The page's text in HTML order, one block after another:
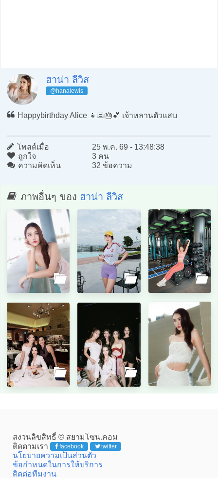
ฮาน่า ลีวิส
@hanalewis
Happybirthday Alice 👧🏻🎂💕 เจ้าหลานตัวแสบ
โพสต์เมื่อ
25 พ.ค. 69 - 13:48:38
ถูกใจ
3 คน
ความคิดเห็น
32 ข้อความ
ภาพอื่นๆ ของ ฮาน่า ลีวิส
สงวนลิขสิทธิ์ © สยามโซน.คอม
ติดตามเรา
facebook twitter
นโยบายความเป็นส่วนตัว
ข้อกำหนดในการให้บริการ
ติดต่อทีมงาน